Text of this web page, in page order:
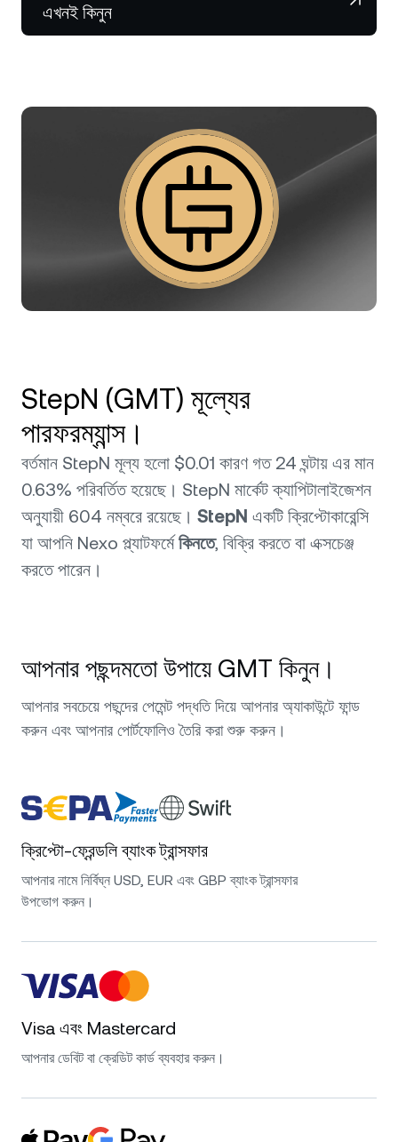
ফিউচার্স
DOT ০.০৮%
SOL
নিউজ ও ইনসাইটস
Wealth Academy
এখনই কিনুন
StepN (GMT) মূল্যের
পারফরম্যান্স।
বর্তমান StepN মূল্য হলো $0.01 কারণ গত 24 ঘন্টায় এর মান
0.63% পরিবর্তিত হয়েছে। StepN মার্কেট ক্যাপিটালাইজেশন
অনুযায়ী 604 নম্বরে রয়েছে। StepN একটি ক্রিপ্টোকারেন্সি
যা আপনি Nexo প্ল্যাটফর্মেকিনতে, বিক্রি করতে বা এক্সচেঞ্জ
করতে পারেন।
আপনার পছন্দমতো উপায়ে GMT কিনুন।
আপনার সবচেয়ে পছন্দের পেমেন্ট পদ্ধতি দিয়ে আপনার অ্যাকাউন্টে ফান্ড
করুন এবং আপনার পোর্টফোলিও তৈরি করা শুরু করুন।
ক্রিপ্টো-ফ্রেন্ডলি ব্যাংক ট্রান্সফার
আপনার নামে নির্বিঘ্ন USD, EUR এবং GBP ব্যাংক ট্রান্সফার
উপভোগ করুন।
Visa এবং Mastercard
আপনার ডেবিট বা ক্রেডিট কার্ড ব্যবহার করুন।